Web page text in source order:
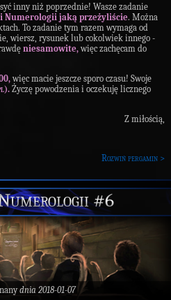
inny niż poprzednie! Wasze zadanie
Numerologii jaką przeżyliście. Można
To zadanie tym razem wymaga od
wiersz, rysunek lub cokolwiek innego -
niesamowite, więc zachęcam do
więc macie jeszcze sporo czasu! Swoje
). Życzę powodzenia i oczekuję licznego
Z miłością,
Rozwiń pergamin >
#6
dnia 2018-01-07